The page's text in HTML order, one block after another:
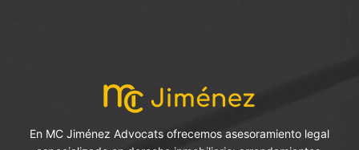
En MC Jiménez Advocats ofrecemos asesoramiento legal